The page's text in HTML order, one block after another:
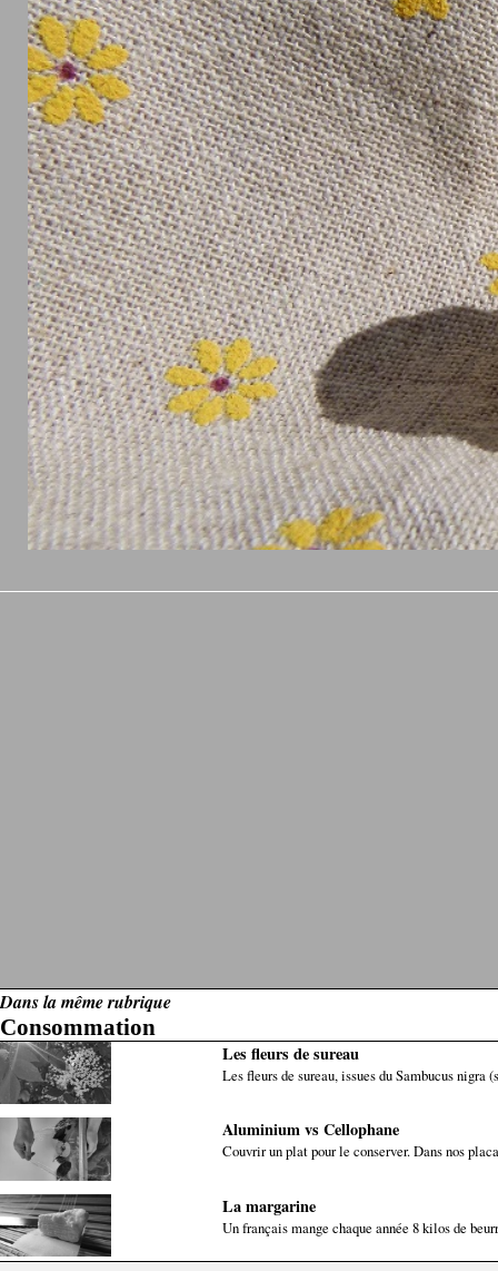
Dans la même rubrique
Consommation
Les fleurs de sureau
Les fleurs de sureau, issues du Sambucus
Aluminium vs Cellophane
Couvrir un plat pour le conserver. Dans nos
La margarine
Un français mange chaque année 8 kilos de